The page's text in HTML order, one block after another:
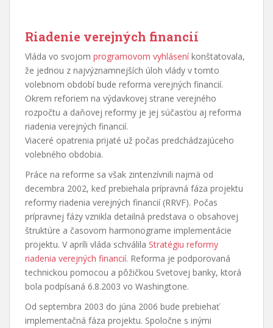
Riadenie verejných financií
Vláda vo svojom programovom vyhláseníkonštatovala,
že jednou z najvýznamnejších úloh vlády v tomto
volebnom období bude reforma verejných financií.
Okrem reforiem na výdavkovej strane verejného
rozpočtu a daňovej reformy je jej súčasťou aj reforma
riadenia verejných financií.
Viaceré opatrenia prijaté už počas predchádzajúceho
volebného obdobia.
Práce na reforme sa však zintenzívnili najmä od
decembra 2002, keď prebiehala prípravná fáza projektu
reformy riadenia verejných financií (RRVF). Počas
prípravnej fázy vznikla detailná predstava o obsahovej
štruktúre a časovom harmonograme implementácie
projektu. V apríli vláda schválila Stratégiu reformy
riadenia verejných financií. Reforma je podporovaná
technickou pomocou a pôžičkou Svetovej banky, ktorá
bola podpísaná 6.8.2003 vo Washingtone.
Od septembra 2003 do júna 2006 bude prebiehať
implementačná fáza projektu. Spoločne s inými